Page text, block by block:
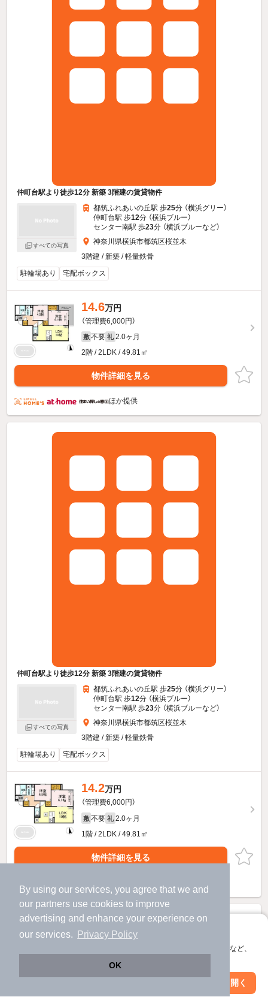
By using our services, you agree that we and
our partners use cookies to improve
advertising and enhance your experience on
our services.
Privacy Policy
OK
アプリに切り替えて、サクサクお部屋探し
会員登録なしですぐ使える。マップ検索やお気に入り保存など、
アプリを開く
仲町台駅より徒歩12分 新築 3階建の賃貸物件
すべての写真
都筑ふれあいの丘駅 歩25分 （横浜グリー）
仲町台駅 歩12分 （横浜ブルー）
センター南駅 歩23分 （横浜ブルーなど）
神奈川県横浜市都筑区桜並木
3階建 / 新築 / 軽量鉄骨
駐輪場あり
宅配ボックス
14.6万円
（管理費6,000円）
敷 不要 礼 2.0ヶ月
2階 / 2LDK / 49.81㎡
物件詳細を見る
ほか提供
仲町台駅より徒歩12分 新築 3階建の賃貸物件
すべての写真
都筑ふれあいの丘駅 歩25分 （横浜グリー）
仲町台駅 歩12分 （横浜ブルー）
センター南駅 歩23分 （横浜ブルーなど）
神奈川県横浜市都筑区桜並木
3階建 / 新築 / 軽量鉄骨
駐輪場あり
宅配ボックス
14.2万円
（管理費6,000円）
敷 不要 礼 2.0ヶ月
1階 / 2LDK / 49.81㎡
物件詳細を見る
絞り込み条件を変更